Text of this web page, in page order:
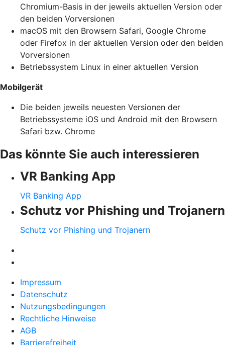
Chromium-Basis in der jeweils aktuellen Version oder
den beiden Vorversionen
macOS mit den Browsern Safari, Google Chrome
oder Firefox in der aktuellen Version oder den beiden
Vorversionen
Betriebssystem Linux in einer aktuellen Version
Mobilgerät
Die beiden jeweils neuesten Versionen der
Betriebssysteme iOS und Android mit den Browsern
Safari bzw. Chrome
Das könnte Sie auch interessieren
VR Banking App
VR Banking App
Schutz vor Phishing und Trojanern
Schutz vor Phishing und Trojanern
Impressum
Datenschutz
Nutzungsbedingungen
Rechtliche Hinweise
AGB
Barrierefreiheit